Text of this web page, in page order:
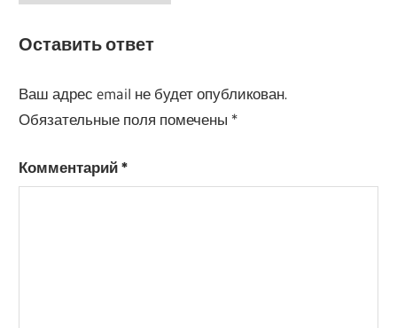
Оставить ответ
Ваш адрес email не будет опубликован.
Обязательные поля помечены *
Комментарий*